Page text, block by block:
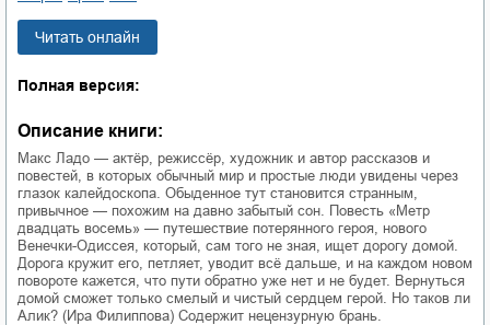
Читать онлайн
Полная версия:
Описание книги:
Макс Ладо — актёр, режиссёр, художник и автор рассказов и
повестей, в которых обычный мир и простые люди увидены через
глазок калейдоскопа. Обыденное тут становится странным,
привычное — похожим на давно забытый сон. Повесть «Метр
двадцать восемь» — путешествие потерянного героя, нового
Венечки-Одиссея, который, сам того не зная, ищет дорогу домой.
Дорога кружит его, петляет, уводит всё дальше, и на каждом новом
повороте кажется, что пути обратно уже нет и не будет. Вернуться
домой сможет только смелый и чистый сердцем герой. Но таков ли
Алик? (Ира Филиппова) Содержит нецензурную брань.